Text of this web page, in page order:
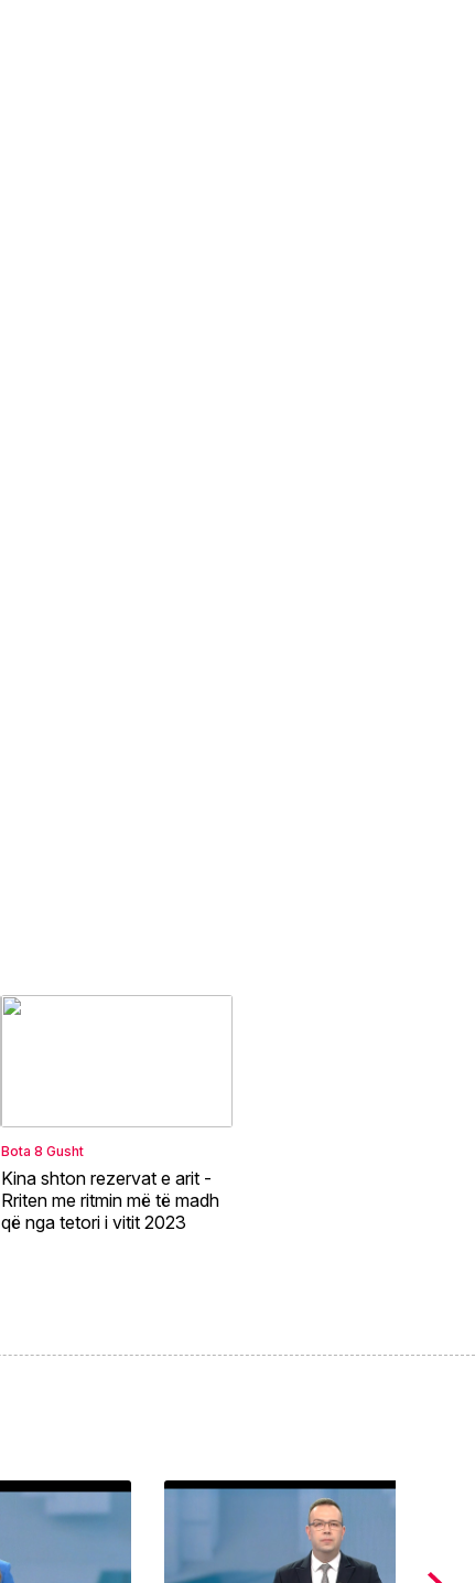
Bota 8 Gusht
Kina shton rezervat e arit -
Rriten me ritmin më të madh
që nga tetori i vitit 2023